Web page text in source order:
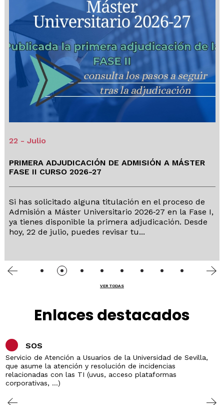
22 - Julio
PRIMERA ADJUDICACIÓN DE ADMISIÓN A MÁSTER
FASE II CURSO 2026-27
Si has solicitado alguna titulación en el proceso de
Admisión a Máster Universitario 2026‑27 en la Fase I,
ya tienes disponible la primera adjudicación. Desde
hoy, 22 de julio, puedes revisar tu...
VER TODAS
Enlaces destacados
SOS
Servicio de Atención a Usuarios de la Universidad de Sevilla,
que asume la atención y resolución de incidencias
relacionadas con las TI (uvus, acceso plataformas
corporativas, ...)